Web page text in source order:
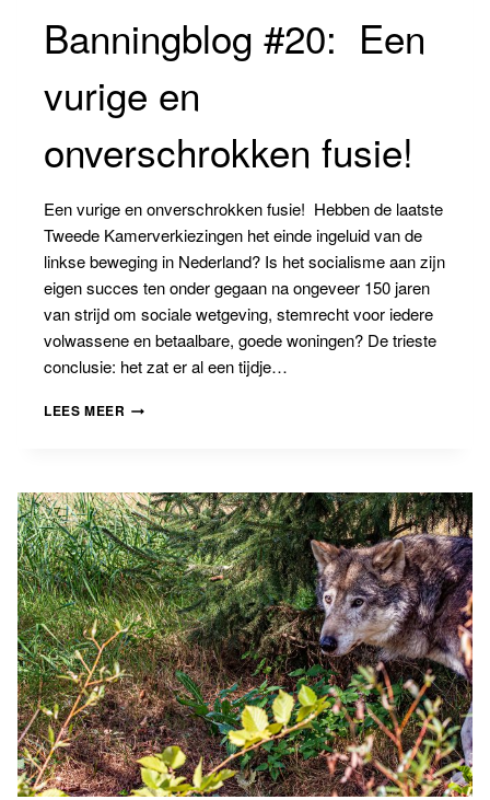
Banningblog #20: Een
vurige en
onverschrokken fusie!
Een vurige en onverschrokken fusie! Hebben de laatste
Tweede Kamerverkiezingen het einde ingeluid van de
linkse beweging in Nederland? Is het socialisme aan zijn
eigen succes ten onder gegaan na ongeveer 150 jaren
van strijd om sociale wetgeving, stemrecht voor iedere
volwassene en betaalbare, goede woningen? De trieste
conclusie: het zat er al een tijdje…
LEES MEER BANNINGBLOG
EN
ONVERSCHROKKEN
FUSIE!